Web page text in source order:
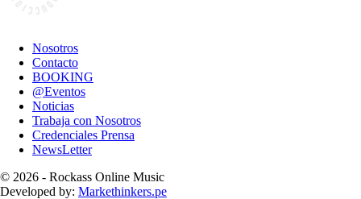
Nosotros
Contacto
BOOKING
@Eventos
Noticias
Trabaja con Nosotros
Credenciales Prensa
NewsLetter
© 2026 - Rockass Online Music
Developed by: Markethinkers.pe